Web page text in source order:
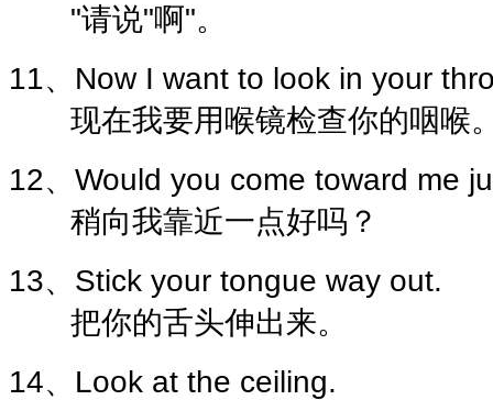
"请说"啊"。
11、Now I want to look in your
现在我要用喉镜检查你的咽喉
12、Would you come toward me
稍向我靠近一点好吗？
13、Stick your tongue way out.
把你的舌头伸出来。
14、Look at the ceiling.